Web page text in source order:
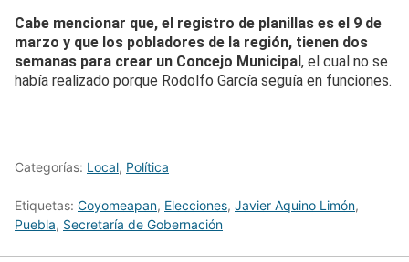
Cabe mencionar que, el registro de planillas es el 9 de
marzo y que los pobladores de la región, tienen dos
semanas para crear un Concejo Municipal , el cual no se
había realizado porque Rodolfo García seguía en funciones.
Categorías: Local, Política
Etiquetas: Coyomeapan, Elecciones, Javier Aquino Limón,
Puebla, Secretaría de Gobernación